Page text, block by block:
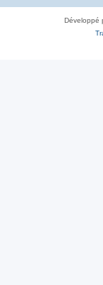
Développé